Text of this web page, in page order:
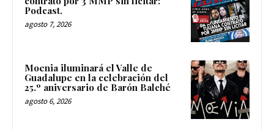
Podcast.
agosto 7, 2026
Moenia iluminará el Valle de
Guadalupe en la celebración del
25.º aniversario de Barón Balché
agosto 6, 2026